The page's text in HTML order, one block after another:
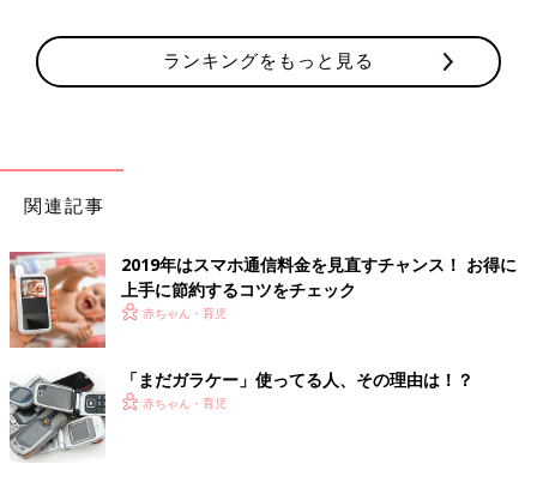
ミドルユーザーにおすすめのプラン［5～7GB］
スマホを使ってYouTubeなどで子どもにアニメを見せたり、ゲー
タ通信量が消費されます。「3GBでは物足りないかも…」という
人は、5～7GBのプランから選んでみましょう。容量を使いきっ
たときのために、データ通信量をチャージできるプランもありま
す。
ランキングをもっと見る
関連記事
2019年はスマホ通信料金を見直すチャンス！ お得に
上手に節約するコツをチェック
赤ちゃん・育児
「まだガラケー」使ってる人、その理由は！？
赤ちゃん・育児